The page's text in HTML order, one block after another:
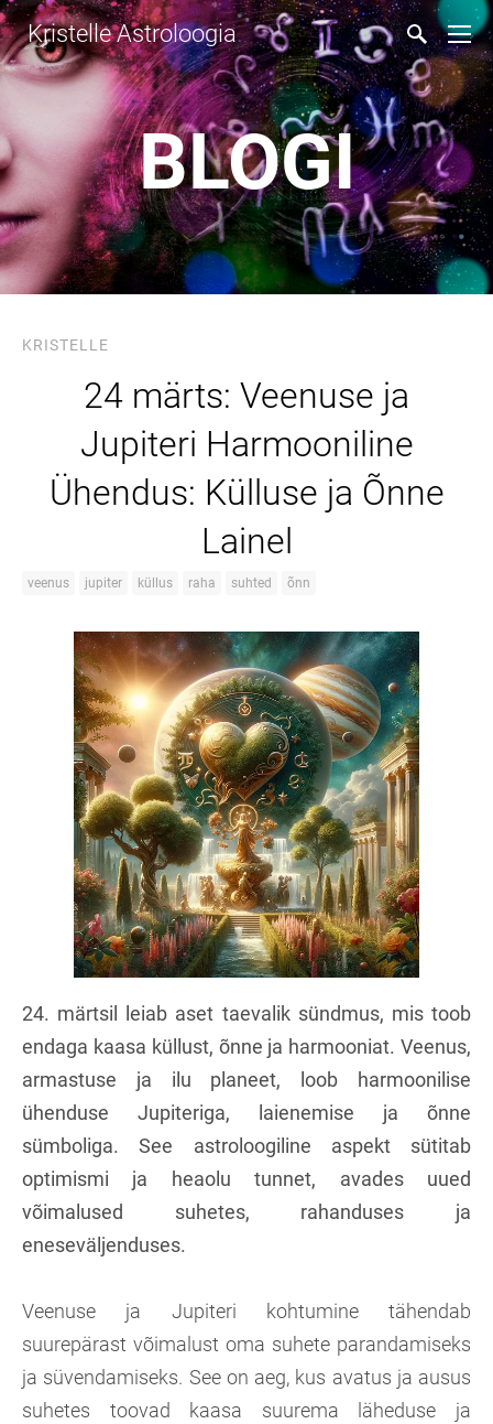
Kristelle Astroloogia
BLOGI
KRISTELLE
24 märts: Veenuse ja
Jupiteri Harmooniline
Ühendus: Külluse ja Õnne
Lainel
veenus jupiter küllus raha suhted õnn
24. märtsil leiab aset taevalik sündmus, mis toob
endaga kaasa küllust, õnne ja harmooniat. Veenus,
armastuse ja ilu planeet, loob harmoonilise
ühenduse Jupiteriga, laienemise ja õnne
sümboliga. See astroloogiline aspekt sütitab
optimismi ja heaolu tunnet, avades uued
võimalused suhetes, rahanduses ja
eneseväljenduses.
Veenuse ja Jupiteri kohtumine tähendab
suurepärast võimalust oma suhete parandamiseks
ja süvendamiseks. See on aeg, kus avatus ja ausus
suhetes toovad kaasa suurema läheduse ja